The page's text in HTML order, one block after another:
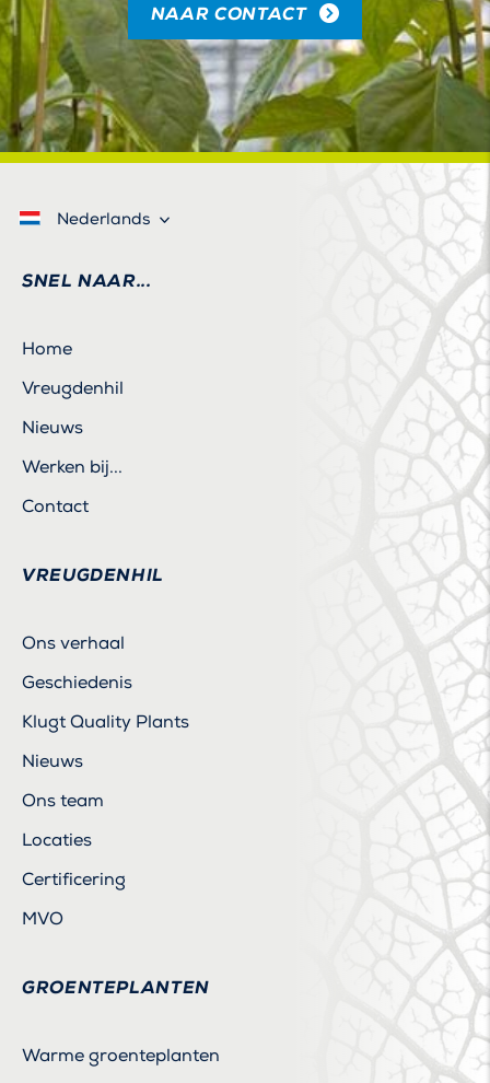
NAAR CONTACT
Nederlands
SNEL NAAR...
Home
Vreugdenhil
Nieuws
Werken bij...
Contact
VREUGDENHIL
Ons verhaal
Geschiedenis
Klugt Quality Plants
Nieuws
Ons team
Locaties
Certificering
MVO
GROENTEPLANTEN
Warme groenteplanten